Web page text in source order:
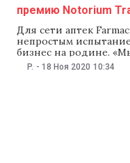
премию Notorium
Для сети аптек
непростым
бизнес на родине.
адаптировались,
P. - 18 Ноя 2020 10:34